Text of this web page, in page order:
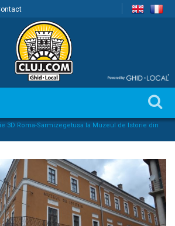
3D Roma-Sarmizegetusa la Muzeul de Istorie din